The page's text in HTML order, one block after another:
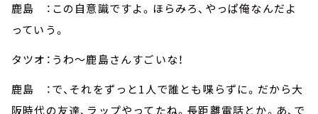
鹿島 ：この自意識ですよ。ほらみろ、やっぱ俺なんだよ
っていう。
タツオ：うわ～鹿島さんすごいな！
鹿島 ：で、それをずっと1人で誰とも喋らずに。だから大
阪時代の友達、ラップやってたね。長距離電話とか。あ、で